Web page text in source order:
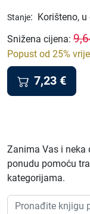
Stanje: Korišteno,
Snižena cijena:
Popust od 25%
7,23 €
Zanima Vas i neka
ponudu pomoću
kategorijama.